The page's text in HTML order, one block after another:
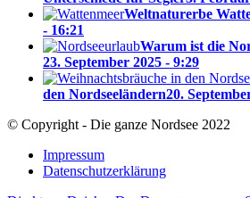
Weltnaturerbe
- 16:21
Warum ist die
23. September 2025 - 9:29
den Nordseeländern20.
© Copyright - Die ganze Nordsee 2022
Impressum
Datenschutzerklärung